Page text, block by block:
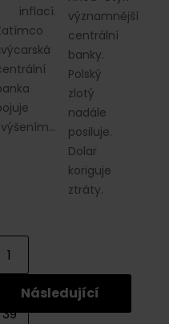
inflací.
významnější
centrální
banky.
Polský
zlotý
nadále
posiluje.
Dolar
koriguje
ztráty.
1
39
Následující